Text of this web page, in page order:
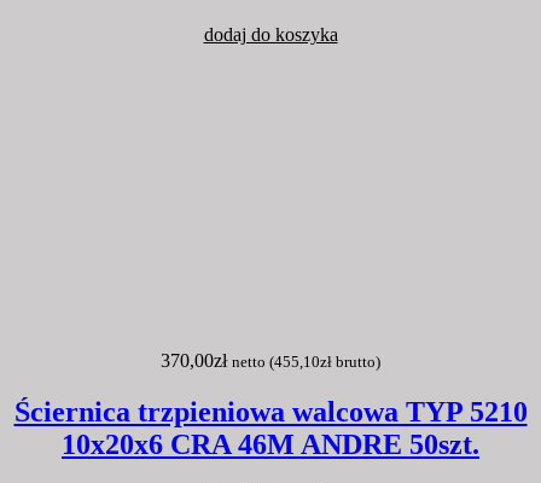
dodaj do koszyka
370,00zł netto (455,10zł brutto)
Ściernica trzpieniowa walcowa TYP 5210
10x20x6 CRA 46M ANDRE 50szt.